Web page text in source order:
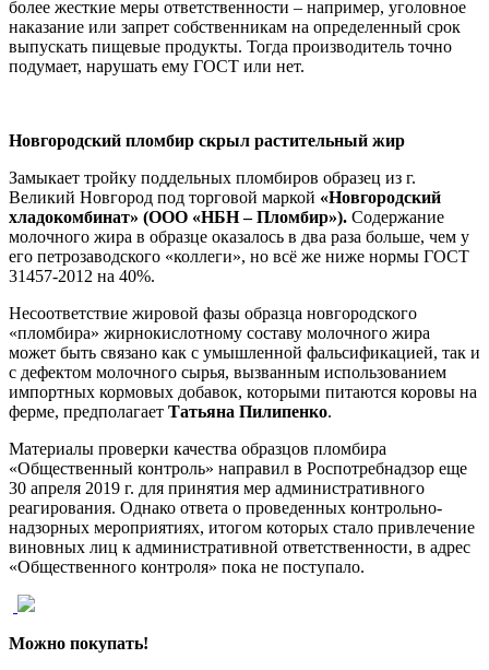
более жесткие меры ответственности – например, уголовное
наказание или запрет собственникам на определенный срок
выпускать пищевые продукты. Тогда производитель точно
подумает, нарушать ему ГОСТ или нет.
Новгородский пломбир скрыл растительный жир
Замыкает тройку поддельных пломбиров образец из г.
Великий Новгород под торговой маркой «Новгородский
хладокомбинат» (ООО «НБН – Пломбир»). Содержание
молочного жира в образце оказалось в два раза больше, чем у
его петрозаводского «коллеги», но всё же ниже нормы ГОСТ
31457-2012 на 40%.
Несоответствие жировой фазы образца новгородского
«пломбира» жирнокислотному составу молочного жира
может быть связано как с умышленной фальсификацией, так и
с дефектом молочного сырья, вызванным использованием
импортных кормовых добавок, которыми питаются коровы на
ферме, предполагает Татьяна Пилипенко.
Материалы проверки качества образцов пломбира
«Общественный контроль» направил в Роспотребнадзор еще
30 апреля 2019 г. для принятия мер административного
реагирования. Однако ответа о проведенных контрольно-
надзорных мероприятиях, итогом которых стало привлечение
виновных лиц к административной ответственности, в адрес
«Общественного контроля» пока не поступало.
Можно покупать!